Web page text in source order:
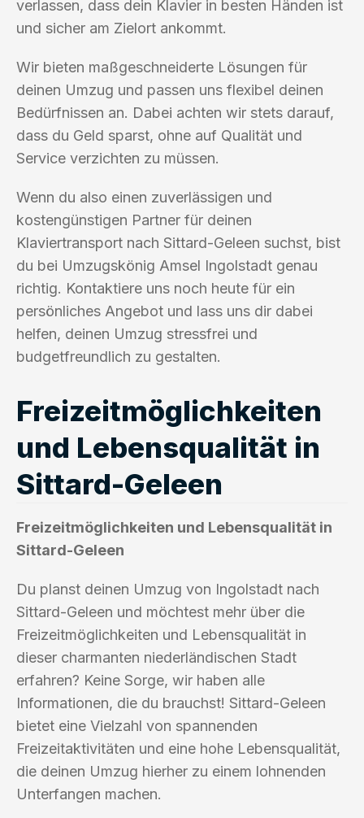
verlassen, dass dein Klavier in besten Händen ist
und sicher am Zielort ankommt.
Wir bieten maßgeschneiderte Lösungen für
deinen Umzug und passen uns flexibel deinen
Bedürfnissen an. Dabei achten wir stets darauf,
dass du Geld sparst, ohne auf Qualität und
Service verzichten zu müssen.
Wenn du also einen zuverlässigen und
kostengünstigen Partner für deinen
Klaviertransport nach Sittard-Geleen suchst, bist
du bei Umzugskönig Amsel Ingolstadt genau
richtig. Kontaktiere uns noch heute für ein
persönliches Angebot und lass uns dir dabei
helfen, deinen Umzug stressfrei und
budgetfreundlich zu gestalten.
Freizeitmöglichkeiten
und Lebensqualität in
Sittard-Geleen
Freizeitmöglichkeiten und Lebensqualität in
Sittard-Geleen
Du planst deinen Umzug von Ingolstadt nach
Sittard-Geleen und möchtest mehr über die
Freizeitmöglichkeiten und Lebensqualität in
dieser charmanten niederländischen Stadt
erfahren? Keine Sorge, wir haben alle
Informationen, die du brauchst! Sittard-Geleen
bietet eine Vielzahl von spannenden
Freizeitaktivitäten und eine hohe Lebensqualität,
die deinen Umzug hierher zu einem lohnenden
Unterfangen machen.